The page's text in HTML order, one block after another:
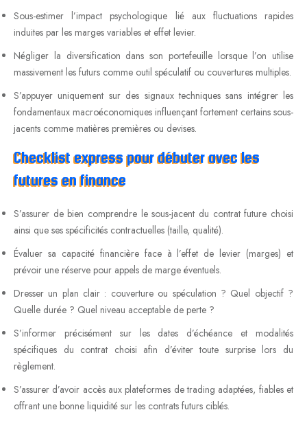
Sous-estimer l’impact psychologique lié aux fluctuations rapides
induites par les marges variables et effet levier.
Négliger la diversification dans son portefeuille lorsque l’on utilise
massivement les futurs comme outil spéculatif ou couvertures multiples.
S’appuyer uniquement sur des signaux techniques sans intégrer les
fondamentaux macroéconomiques influençant fortement certains sous-
jacents comme matières premières ou devises.
Checklist express pour débuter avec les
futures en finance
S’assurer de bien comprendre le sous-jacent du contrat future choisi
ainsi que ses spécificités contractuelles (taille, qualité).
Évaluer sa capacité financière face à l’effet de levier (marges) et
prévoir une réserve pour appels de marge éventuels.
Dresser un plan clair : couverture ou spéculation ? Quel objectif ?
Quelle durée ? Quel niveau acceptable de perte ?
S’informer précisément sur les dates d’échéance et modalités
spécifiques du contrat choisi afin d’éviter toute surprise lors du
règlement.
S’assurer d’avoir accès aux plateformes de trading adaptées, fiables et
offrant une bonne liquidité sur les contrats futurs ciblés.